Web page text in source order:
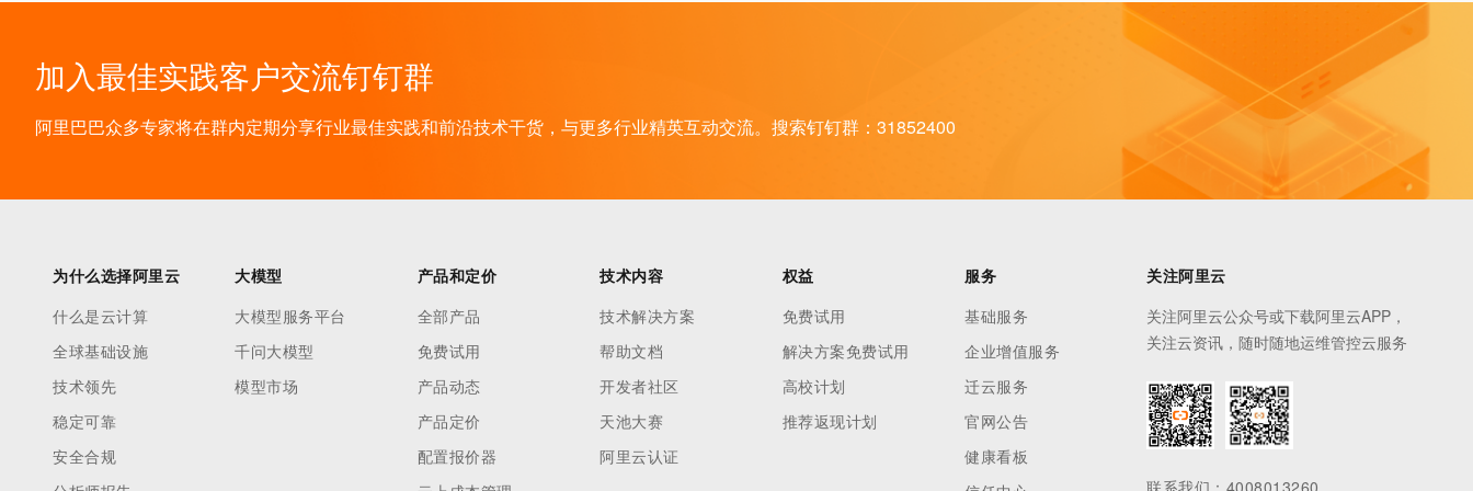
加入最佳实践客户交流钉钉群
阿里巴巴众多专家将在群内定期分享行业最佳实践和前沿技术干货，与更多行业精英互动交流。搜索钉钉群：31852400